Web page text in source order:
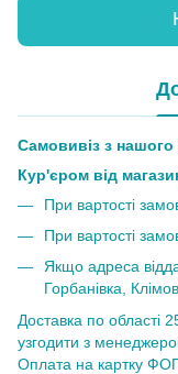
Самовивіз з нашого
Кур'єром від
При вартості
При вартості
Якщо адреса
Горбанівка,
Доставка по області
узгодити з
Оплата на картку